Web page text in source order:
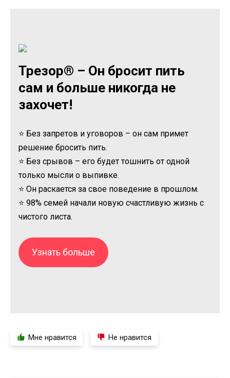
Трезор® – Он бросит пить
сам и больше никогда не
захочет!
⭐ Без запретов и уговоров – он сам примет
решение бросить пить.
⭐ Без срывов – его будет тошнить от одной
только мысли о выпивке.
⭐ Он раскается за свое поведение в прошлом.
⭐ 98% семей начали новую счастливую жизнь с
чистого листа.
Узнать больше
Мне нравится Не нравится